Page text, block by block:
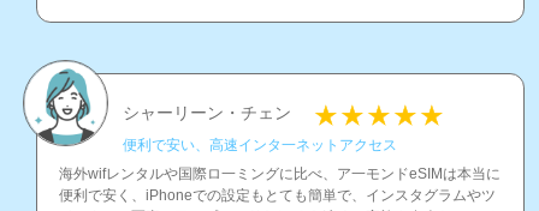
シャーリーン・チェン
便利で安い、高速インタ一ネットアクセス
海外wifレンタルや国際ロ一ミングに比べ、ア一モンドeSIMは本当に
便利で安く、iPhoneでの設定もとても簡単で、インスタグラムやツ